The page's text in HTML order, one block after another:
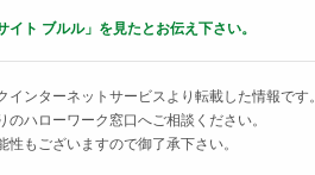
ト ブルル」を見たとお伝え下さい。
ンターネットサービスより転載した情報です。
ハローワーク窓口へご相談ください。
もございますので御了承下さい。